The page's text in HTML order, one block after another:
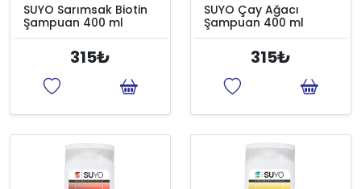
SUYO Sarımsak Biotin
Şampuan 400 ml
315₺
SUYO Çay Ağacı
Şampuan 400 ml
315₺